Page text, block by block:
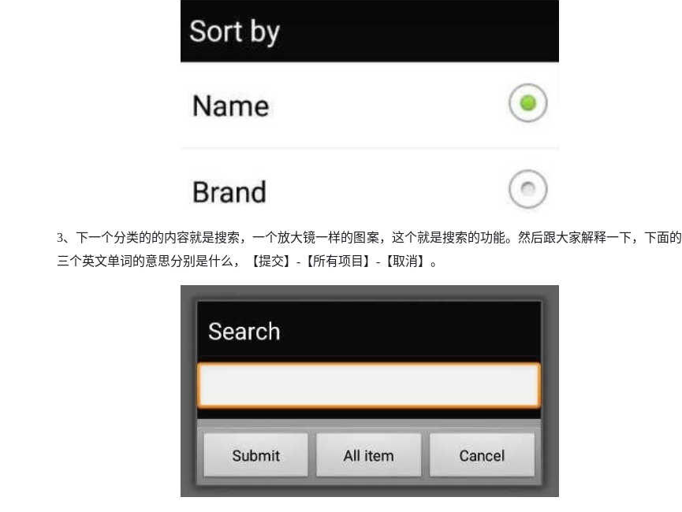
3、下一个分类的的内容就是搜索，一个放大镜一样的图案，这个就是搜索的功能。然后跟大家解释一下，下面的
三个英文单词的意思分别是什么，【提交】-【所有项目】-【取消】。